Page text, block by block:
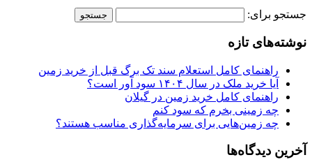
جستجو برای:
نوشته‌های تازه
راهنمای کامل استعلام سند تک برگ قبل از خرید زمین
آیا خرید ملک در سال ۱۴۰۴ سود آور است؟
راهنمای کامل خرید زمین در گیلان
چه زمینی بخرم که سود کنم
چه زمین‌هایی برای سرمایه‌گذاری مناسب هستند؟
آخرین دیدگاه‌ها